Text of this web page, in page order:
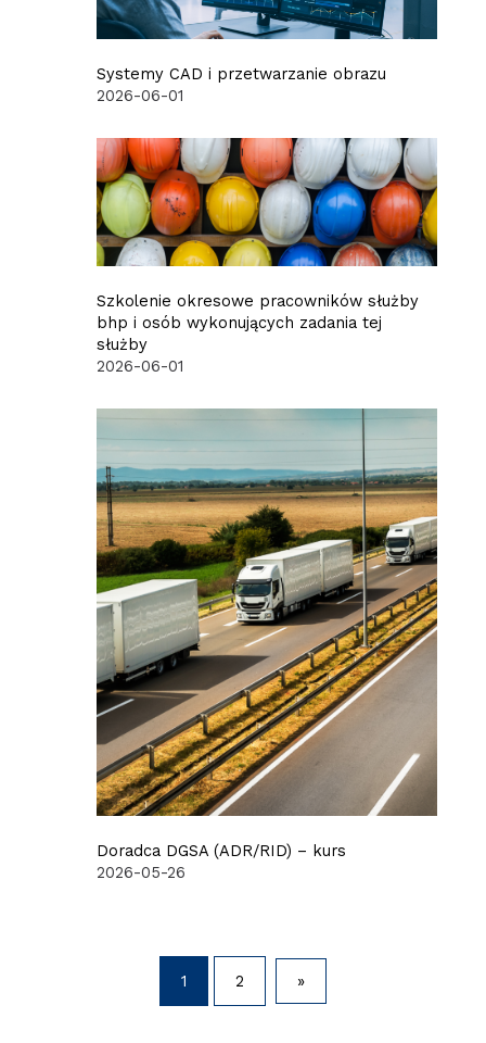
Systemy CAD i przetwarzanie obrazu
2026-06-01
Szkolenie okresowe pracowników służby
bhp i osób wykonujących zadania tej
służby
2026-06-01
Doradca DGSA (ADR/RID) – kurs
2026-05-26
1 2 »